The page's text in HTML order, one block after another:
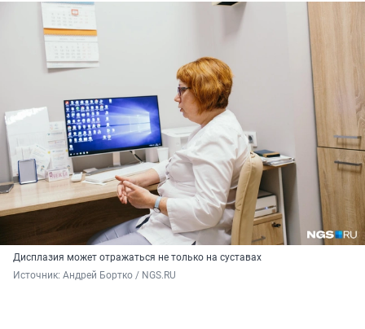
Дисплазия может отражаться не только на суставах
Источник: Андрей Бортко / NGS.RU